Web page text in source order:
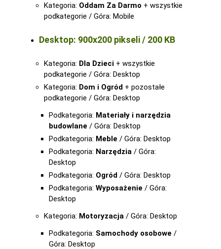
Kategoria: Oddam Za Darmo + wszystkie
podkategorie / Góra: Mobile
Desktop: 900x200 pikseli / 200 KB
Kategoria: Dla Dzieci + wszystkie
podkategorie / Góra: Desktop
Kategoria: Dom i Ogród + pozostałe
podkategorie / Góra: Desktop
Podkategoria: Materiały i narzędzia
budowlane / Góra: Desktop
Podkategoria: Meble / Góra: Desktop
Podkategoria: Narzędzia / Góra:
Desktop
Podkategoria: Ogród / Góra: Desktop
Podkategoria: Wyposażenie / Góra:
Desktop
Kategoria: Motoryzacja / Góra: Desktop
Podkategoria: Samochody osobowe /
Góra: Desktop